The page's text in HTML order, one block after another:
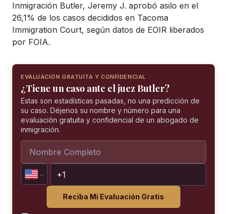
Inmigración Butler, Jeremy J. aprobó asilo en el
26,1% de los casos decididos en Tacoma
Immigration Court, según datos de EOIR liberados
por FOIA.
EVALUACIÓN GRATUITA Y CONFIDENCIAL
¿Tiene un caso ante el juez Butler?
Estas son estadísticas pasadas, no una predicción de
su caso. Déjenos su nombre y número para una
evaluación gratuita y confidencial de un abogado de
inmigración.
Reciba Mi Evaluación Gratis